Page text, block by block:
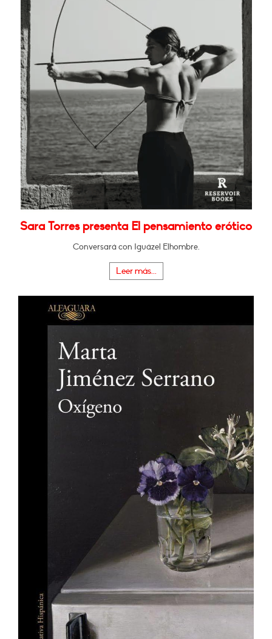
Sara Torres presenta El pensamiento erótico
Conversará con Iguázel Elhombre.
Leer más...